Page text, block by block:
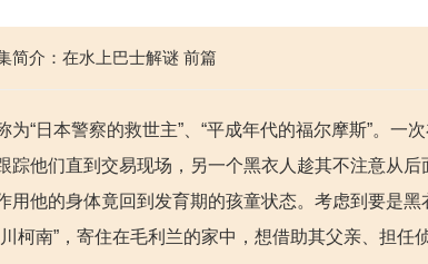
简介：在水上巴士解谜 前篇
为“日本警察的救世主”、“平成年代的福尔摩斯”。
踪他们直到交易现场，另一个黑衣人趁其不注意从
用他的身体竟回到发育期的孩童状态。考虑到要是
柯南”，寄住在毛利兰的家中，想借助其父亲、担任